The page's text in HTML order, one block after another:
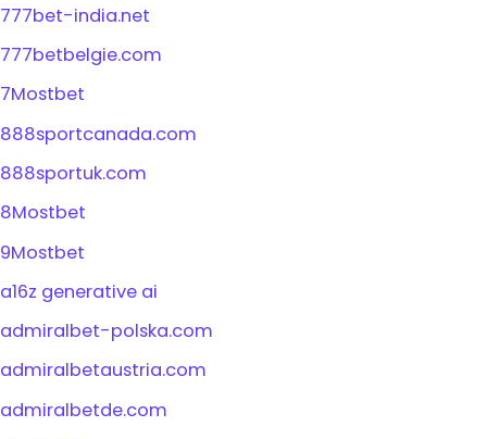
777bet-india.net
777betbelgie.com
7Mostbet
888sportcanada.com
888sportuk.com
8Mostbet
9Mostbet
a16z generative ai
admiralbet-polska.com
admiralbetaustria.com
admiralbetde.com